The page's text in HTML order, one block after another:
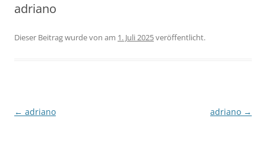
adriano
Dieser Beitrag wurdevon am 1. Juli 2025veröffentlicht.
Beitragsnavigation
← adriano adriano →